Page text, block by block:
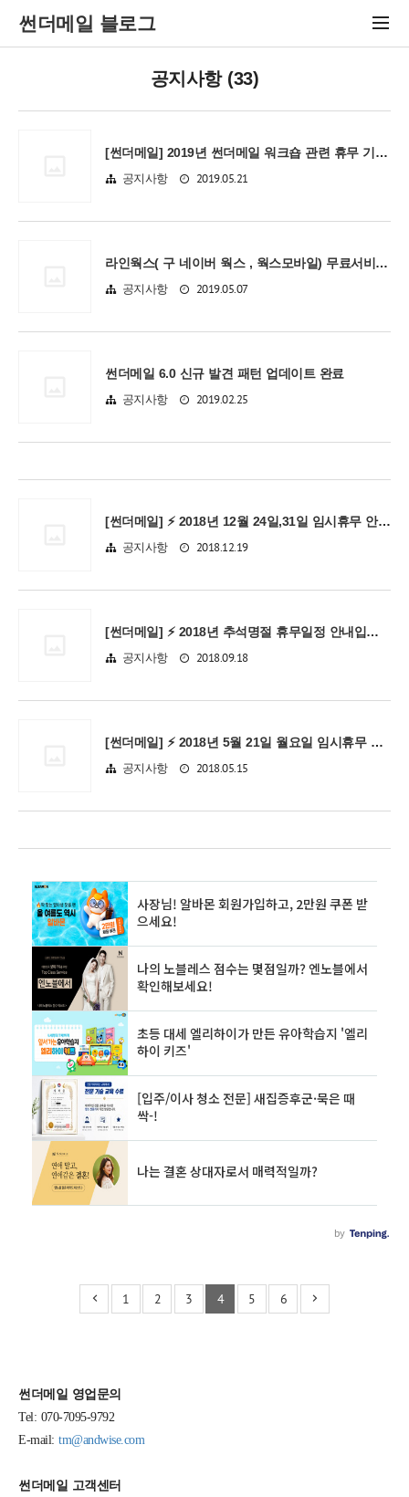
썬더메일 블로그
공지사항 (33)
[썬더메일] 2019년 썬더메일 워크숍 관련 휴무 기간 안내입니다.
공지사항 2019.05.21
라인웍스( 구 네이버 웍스 , 웍스모바일) 무료서비스 중지 안내
공지사항 2019.05.07
썬더메일 6.0 신규 발견 패턴 업데이트 완료
공지사항 2019.02.25
[썬더메일] ⚡ 2018년 12월 24일,31일 임시휴무 안내입니다.
공지사항 2018.12.19
[썬더메일] ⚡ 2018년 추석명절 휴무일정 안내입니다.
공지사항 2018.09.18
[썬더메일] ⚡ 2018년 5월 21일 월요일 임시휴무 안내입니다.
공지사항 2018.05.15
1 2 3 4 5 6
썬더메일 영업문의
Tel: 070-7095-9792
E-mail: tm@andwise.com
썬더메일 고객센터